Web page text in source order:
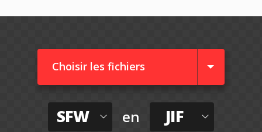
Choisir les fichiers
SFW en JIF